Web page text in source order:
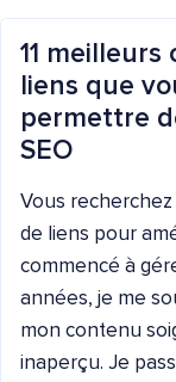
11
liens que
permettre
SEO
Vous
de liens pour
commencé à
années, je me
mon contenu
inaperçu. Je